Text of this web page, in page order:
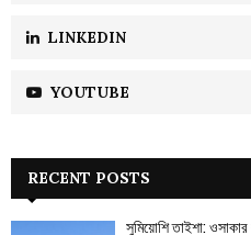
LINKEDIN
YOUTUBE
RECENT POSTS
সুমিয়োশি তাইশা: ওসাকার